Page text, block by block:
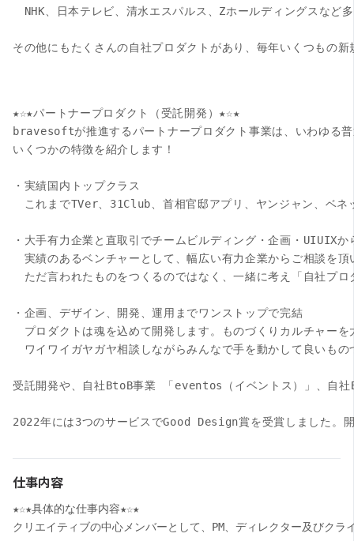
NHK、日本テレビ、清水エスパルス、Zホールディングスなど
その他にもたくさんの自社プロダクトがあり、毎年いくつもの
★☆★パートナープロダクト（受託開発）★☆★
bravesoftが推進するパートナープロダクト事業は、いわゆる
いくつかの特徴を紹介します！
・実績国内トップクラス
これまでTVer、31Club、首相官邸アプリ、ヤンジャン、ベネ
・大手有力企業と直取引でチームビルディング・企画・UIUIXか
実績のあるベンチャーとして、幅広い有力企業からご相談を頂
ただ言われたものをつくるのではなく、一緒に考え「自社プ
・企画、デザイン、開発、運用までワンストップで完結
プロダクトは魂を込めて開発します。ものづくりカルチャー
ワイワイガヤガヤ相談しながらみんなで手を動かして良いもの
受託開発や、自社BtoB事業 「eventos（イベントス）」、自社
2022年には3つのサービスでGood Design賞を受賞しまし
仕事内容
★☆★具体的な仕事内容★☆★
クリエイティブの中心メンバーとして、PM、ディレクター及びク